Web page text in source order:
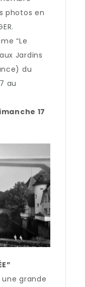
photos en
“Le
Jardins
du
au
17
grande